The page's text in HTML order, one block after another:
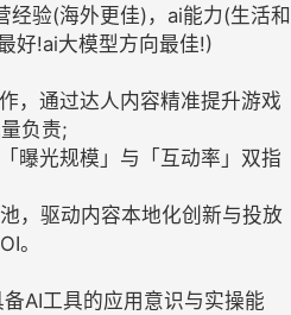
经验(海外更佳)，ai能力(生活和
好!ai大模型方向最佳!)
，通过达人内容精准提升游戏
负责;
曝光规模」与「互动率」双指
，驱动内容本地化创新与投放
。
AI工具的应用意识与实操能